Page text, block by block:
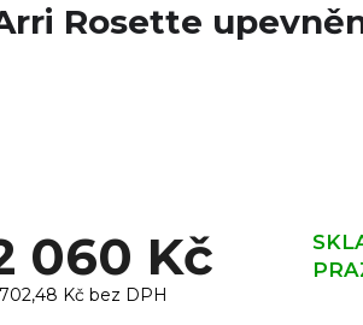
Rosette
060 Kč
Kč bez DPH